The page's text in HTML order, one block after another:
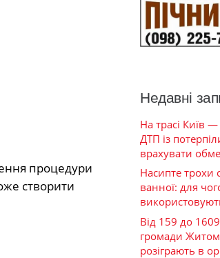
процедури
створити
Недавні
На трасі Київ
ДТП із
врахувати
Насипте трохи
ванної: для
Від 159 до 1609
громади
розіграють в